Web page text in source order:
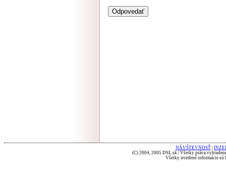
NÁVŠTEVNOSŤ
(C) 2004, 2005 DSL.sk | Všetky práva
Všetky uvedené informácie sú